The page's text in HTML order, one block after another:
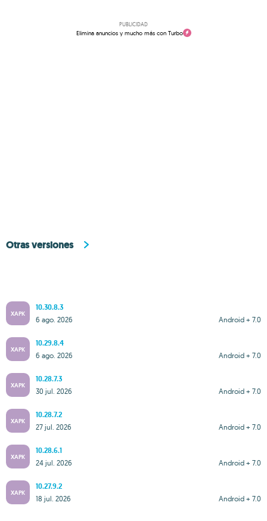
PUBLICIDAD
Elimina anuncios y mucho más con Turbo
Otras versiones
XAPK
10.30.8.3
Android + 7.0
6 ago. 2026
XAPK
10.29.8.4
Android + 7.0
6 ago. 2026
XAPK
10.28.7.3
Android + 7.0
30 jul. 2026
XAPK
10.28.7.2
Android + 7.0
27 jul. 2026
XAPK
10.28.6.1
Android + 7.0
24 jul. 2026
XAPK
10.27.9.2
Android + 7.0
18 jul. 2026